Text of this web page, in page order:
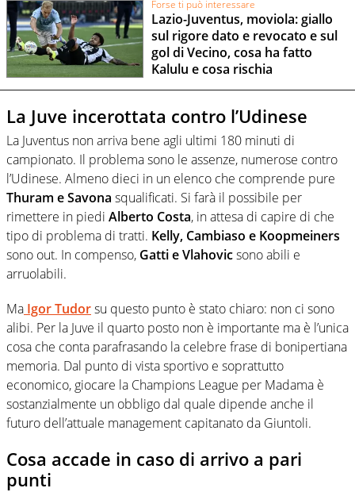
Forse ti può interessare
Lazio-Juventus, moviola: giallo
sul rigore dato e revocato e sul
gol di Vecino, cosa ha fatto
Kalulu e cosa rischia
La Juve incerottata contro l’Udinese
La Juventus non arriva bene agli ultimi 180 minuti di
campionato. Il problema sono le assenze, numerose contro
l’Udinese. Almeno dieci in un elenco che comprende pure
Thuram e Savona squalificati. Si farà il possibile per
rimettere in piedi Alberto Costa, in attesa di capire di che
tipo di problema di tratti. Kelly, Cambiaso e Koopmeiners
sono out. In compenso, Gatti e Vlahovicsono abili e
arruolabili.
Ma Igor Tudorsu questo punto è stato chiaro: non ci sono
alibi. Per la Juve il quarto posto non è importante ma è l’unica
cosa che conta parafrasando la celebre frase di bonipertiana
memoria. Dal punto di vista sportivo e soprattutto
economico, giocare la Champions League per Madama è
sostanzialmente un obbligo dal quale dipende anche il
futuro dell’attuale management capitanato da Giuntoli.
Cosa accade in caso di arrivo a pari
punti